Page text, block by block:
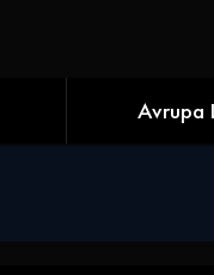
Avrupa